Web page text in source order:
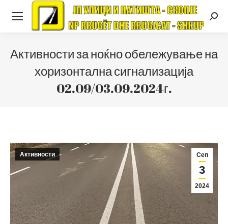
Активности за ноќно обележување на
хоризонтална сигнализација
02.09/03.09.2024г.
Сеп
3
2024
Активности